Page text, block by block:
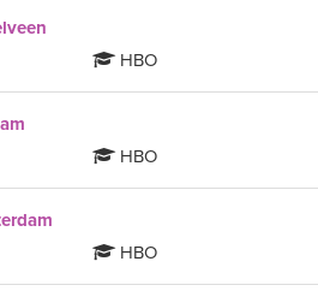
HBO
HBO
HBO